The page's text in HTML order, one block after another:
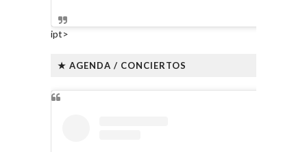
ipt>
★ AGENDA / CONCIERTOS